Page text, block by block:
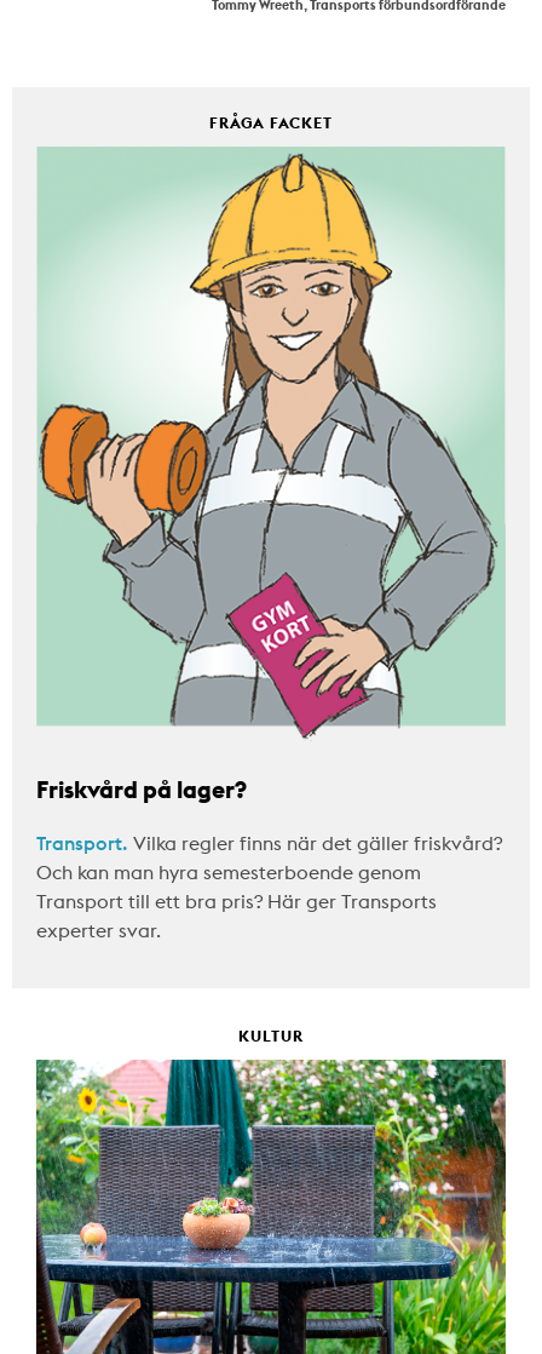
Tommy Wreeth, Transports förbundsordförande
FRÅGA FACKET
Friskvård på lager?
Transport. Vilka regler finns när det gäller friskvård?
Och kan man hyra semesterboende genom
Transport till ett bra pris? Här ger Transports
experter svar.
KULTUR